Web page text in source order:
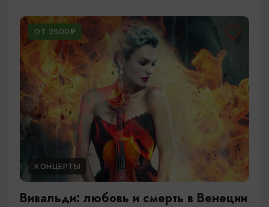
ОТ 2500₽
КОНЦЕРТЫ
Вивальди: любовь и смерть в Венеции